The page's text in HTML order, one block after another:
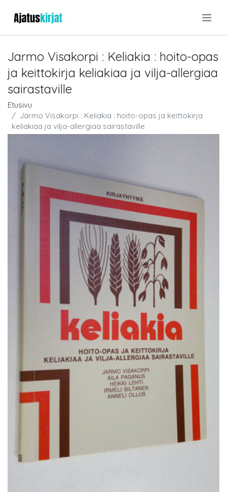
Jarmo Visakorpi : Keliakia : hoito-opas
ja keittokirja keliakiaa ja vilja-allergiaa
sairastaville
Etusivu
Jarmo Visakorpi : Keliakia : hoito-opas ja keittokirja
keliakiaa ja vilja-allergiaa sairastaville